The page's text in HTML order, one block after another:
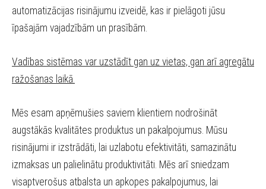
automatizācijas risinājumu izveidē, kas ir pielāgoti jūsu
īpašajām vajadzībām un prasībām.
Vadības sistēmas var uzstādīt gan uz vietas, gan arī agregātu
ražošanas laikā.
Mēs esam apņēmušies saviem klientiem nodrošināt
augstākās kvalitātes produktus un pakalpojumus. Mūsu
risinājumi ir izstrādāti, lai uzlabotu efektivitāti, samazinātu
izmaksas un palielinātu produktivitāti. Mēs arī sniedzam
visaptverošus atbalsta un apkopes pakalpojumus, lai